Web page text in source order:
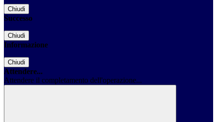
Chiudi
Successo
Chiudi
Informazione
Chiudi
Attendere...
Attendere il completamento dell'operazione...